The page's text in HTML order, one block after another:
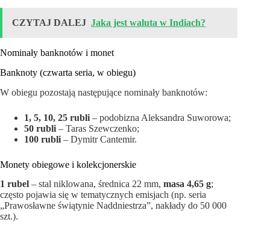
CZYTAJ DALEJ Jaka jest waluta w Indiach?
Nominały banknotów i monet
Banknoty (czwarta seria, w obiegu)
W obiegu pozostają następujące nominały banknotów:
1, 5, 10, 25 rubli – podobizna Aleksandra Suworowa;
50 rubli – Taras Szewczenko;
100 rubli – Dymitr Cantemir.
Monety obiegowe i kolekcjonerskie
1 rubel – stal niklowana, średnica 22 mm, masa 4,65 g;
często pojawia się w tematycznych emisjach (np. seria
„Prawosławne świątynie Naddniestrza”, nakłady do 50 000
szt.).